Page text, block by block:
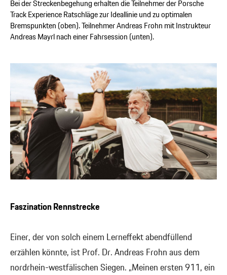
Bei der Streckenbegehung erhalten die Teilnehmer der Porsche
Track Experience Ratschläge zur Ideallinie und zu optimalen
Bremspunkten (oben). Teilnehmer Andreas Frohn mit Instrukteur
Andreas Mayrl nach einer Fahrsession (unten).
Faszination Rennstrecke
Einer, der von solch einem Lerneffekt abendfüllend
erzählen könnte, ist Prof. Dr. Andreas Frohn aus dem
nordrhein-westfälischen Siegen. „Meinen ersten 911, ein